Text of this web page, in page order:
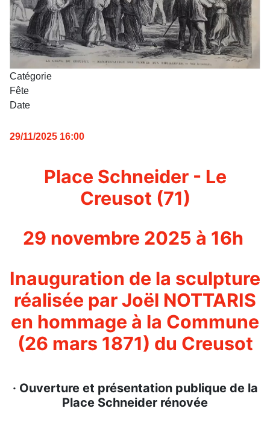
Catégorie
Fête
Date
29/11/2025 16:00
Place Schneider - Le
Creusot (71)
29 novembre 2025 à 16h
Inauguration de la sculpture
réalisée par Joël NOTTARIS
en hommage à la Commune
(26 mars 1871) du Creusot
· Ouverture et présentation publique de la
Place Schneider rénovée